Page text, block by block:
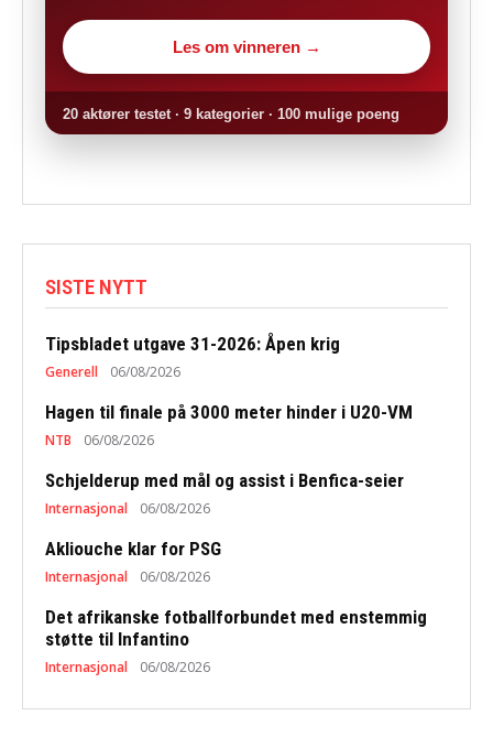
Les om vinneren →
20 aktører testet · 9 kategorier · 100 mulige poeng
SISTE NYTT
Tipsbladet utgave 31-2026: Åpen krig
Generell 06/08/2026
Hagen til finale på 3000 meter hinder i U20-VM
NTB 06/08/2026
Schjelderup med mål og assist i Benfica-seier
Internasjonal 06/08/2026
Akliouche klar for PSG
Internasjonal 06/08/2026
Det afrikanske fotballforbundet med enstemmig
støtte til Infantino
Internasjonal 06/08/2026